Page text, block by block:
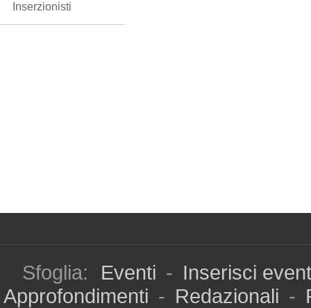
Inserzionisti
Sfoglia: Eventi - Inserisci
Approfondimenti - Redazionali -